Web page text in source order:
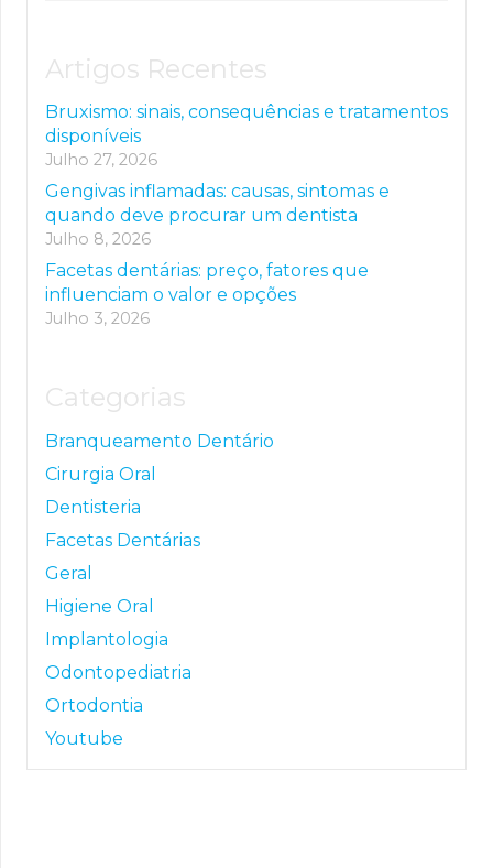
Artigos Recentes
Bruxismo: sinais, consequências e tratamentos
disponíveis
Julho 27, 2026
Gengivas inflamadas: causas, sintomas e
quando deve procurar um dentista
Julho 8, 2026
Facetas dentárias: preço, fatores que
influenciam o valor e opções
Julho 3, 2026
Categorias
Branqueamento Dentário
Cirurgia Oral
Dentisteria
Facetas Dentárias
Geral
Higiene Oral
Implantologia
Odontopediatria
Ortodontia
Youtube